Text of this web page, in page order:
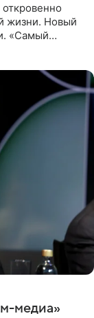
жизни. Новый
«Самый
медиа»